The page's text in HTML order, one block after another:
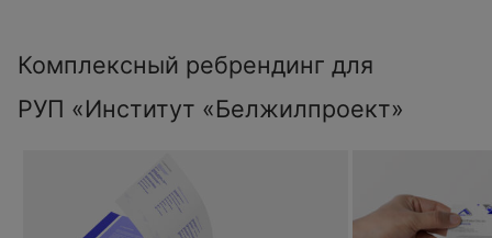
Комплексный ребрендинг для
РУП «Институт «Белжилпроект»